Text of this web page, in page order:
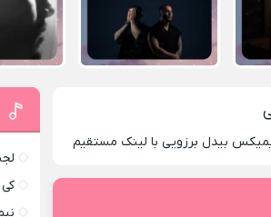
بیدل برزویی با لینک مستقیم